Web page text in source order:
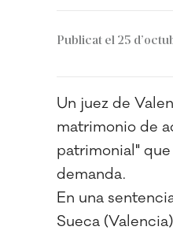
Publicat el 25
Un juez de
matrimonio de
patrimonial"
demanda.
En una
Sueca